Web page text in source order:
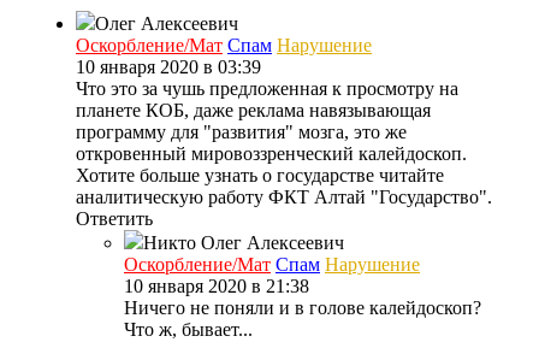
Олег Алексеевич
Оскорбление/Мат Спам Нарушение
10 января 2020 в 03:39
Что это за чушь предложенная к просмотру на
планете КОБ, даже реклама навязывающая
программу для "развития" мозга, это же
откровенный мировоззренческий калейдоскоп.
Хотите больше узнать о государстве читайте
аналитическую работу ФКТ Алтай "Государство".
Ответить
Никто Олег Алексеевич
Оскорбление/Мат Спам Нарушение
10 января 2020 в 21:38
Ничего не поняли и в голове калейдоскоп?
Что ж, бывает...